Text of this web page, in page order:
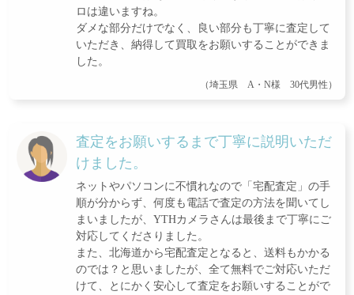
ロは違いますね。
ダメな部分だけでなく、良い部分も丁寧に査定して
いただき、納得して買取をお願いすることができま
した。
（埼玉県 A・N様 30代男性）
査定をお願いするまで丁寧に説明いただ
けました。
ネットやパソコンに不慣れなので「宅配査定」の手
順が分からず、何度も電話で査定の方法を聞いてし
まいましたが、YTHカメラさんは最後まで丁寧にご
対応してくださりました。
また、北海道から宅配査定となると、送料もかかる
のでは？と思いましたが、全て無料でご対応いただ
けて、とにかく安心して査定をお願いすることがで